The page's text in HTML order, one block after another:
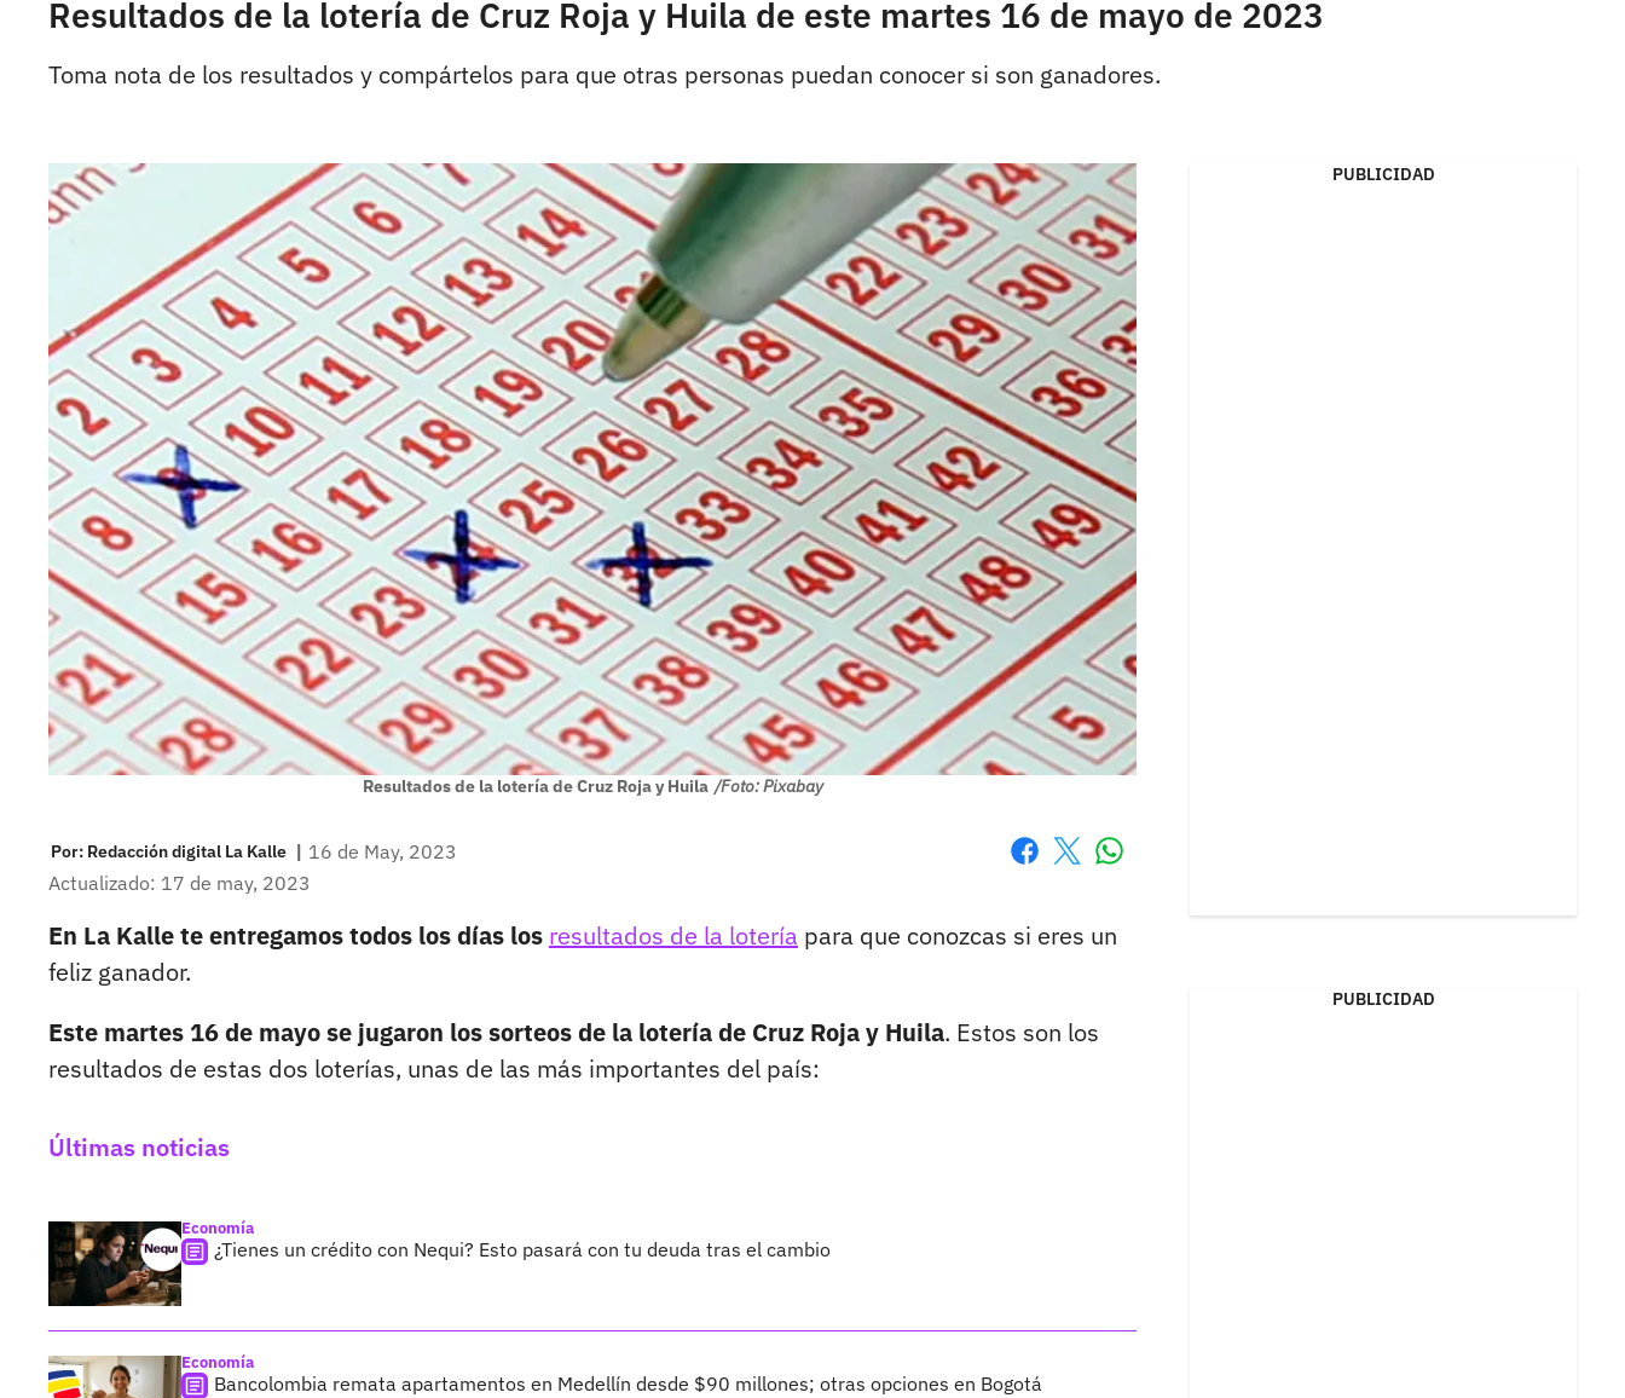
Resultados de la lotería de Cruz Roja y Huila de este martes 16 de mayo de 2023
Toma nota de los resultados y compártelos para que otras personas puedan conocer si son ganadores.
Resultados de la lotería de Cruz Roja y Huila /Foto: Pixabay
Por: Redacción digital La Kalle | 16 de May, 2023
Actualizado: 17 de may, 2023
En La Kalle te entregamos todos los días los resultados de la lotería para que conozcas si eres un
feliz ganador.
Este martes 16 de mayo se jugaron los sorteos de la lotería de Cruz Roja y Huila. Estos son los
resultados de estas dos loterías, unas de las más importantes del país:
Últimas noticias
Economía
¿Tienes un crédito con Nequi? Esto pasará con tu deuda tras el cambio
Economía
Bancolombia remata apartamentos en Medellín desde $90 millones; otras opciones en Bogotá
PUBLICIDAD
PUBLICIDAD